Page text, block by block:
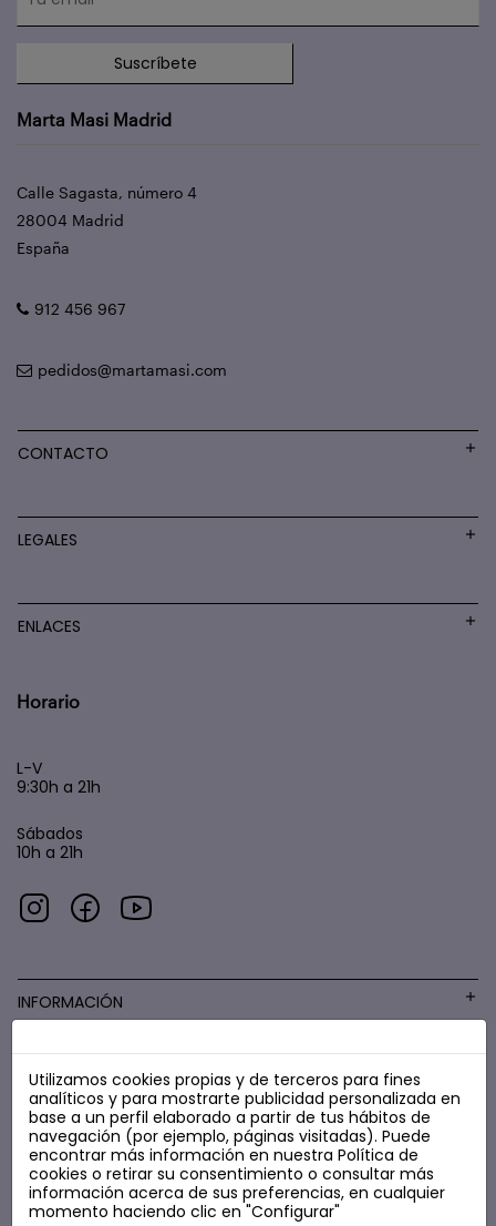
Suscríbete
Marta Masi Madrid
Calle Sagasta, número 4
28004 Madrid
España
912 456 967
pedidos@martamasi.com
CONTACTO
LEGALES
ENLACES
Horario
L-V
9:30h a 21h
Sábados
10h a 21h
INFORMACIÓN
COSMÉTICA LOW COST
Utilizamos cookies propias y de terceros para fines
analíticos y para mostrarte publicidad personalizada en
base a un perfil elaborado a partir de tus hábitos de
navegación (por ejemplo, páginas visitadas). Puede
encontrar más información en nuestra Política de
cookies o retirar su consentimiento o consultar más
información acerca de sus preferencias, en cualquier
momento haciendo clic en "Configurar"